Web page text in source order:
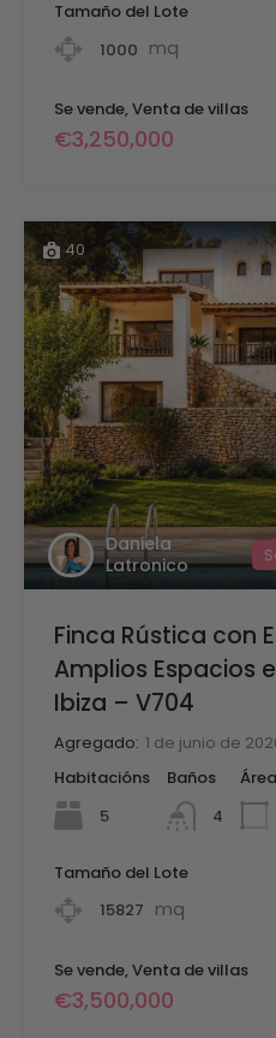
Tamaño del Lote
1000 mq
Se vende, Venta de villas
€3,250,000
40
Daniela
Latronico
Finca Rústica con
Amplios Espacios
Ibiza – V704
Agregado: 1 de junio de
Habitacións
5
Baños
4
Área
Tamaño del Lote
15827 mq
Se vende, Venta de villas
€3,500,000